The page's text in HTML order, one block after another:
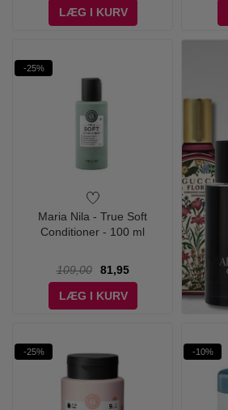
LÆG I KURV
-25%
Maria Nila - True Soft
Conditioner - 100 ml
109,00
81,95
LÆG I KURV
-25% -10%